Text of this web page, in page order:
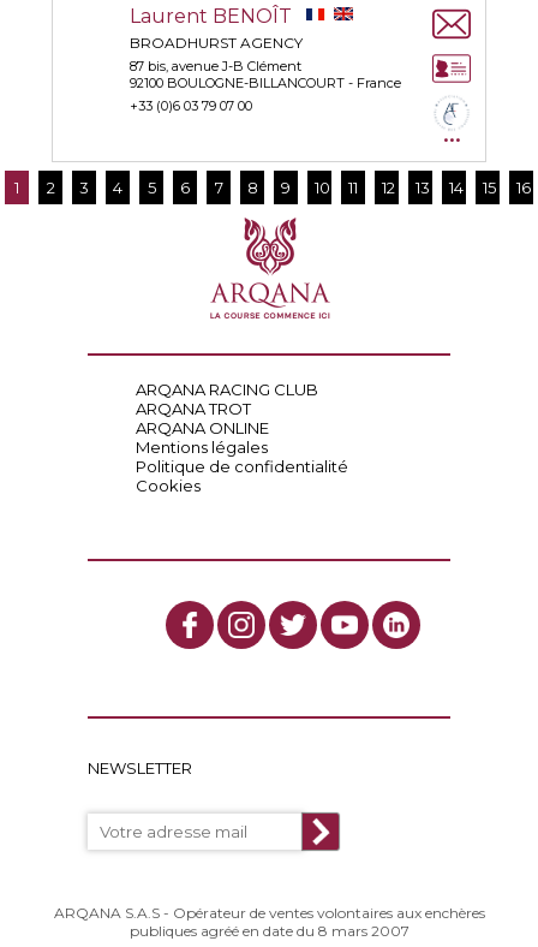
Laurent BENOÎT
BROADHURST AGENCY
87 bis, avenue J-B Clément
92100 BOULOGNE-BILLANCOURT - France
+33 (0)6 03 79 07 00
...
1 2 3 4 5 6 7 8 9 10 11 12 13 14 15 16
ARQANA RACING CLUB
ARQANA TROT
ARQANA ONLINE
Mentions légales
Politique de confidentialité
Cookies
NEWSLETTER
ARQANA S.A.S - Opérateur de ventes volontaires aux enchères
publiques agréé en date du 8 mars 2007